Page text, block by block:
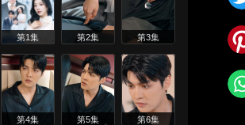
第1集 第2集 第3集
第4集 第5集 第6集